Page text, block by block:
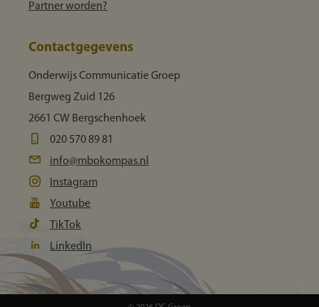
Partner worden?
Contactgegevens
Onderwijs Communicatie Groep
Bergweg Zuid 126
2661 CW Bergschenhoek
020 570 89 81
info@mbokompas.nl
Instagram
Youtube
TikTok
LinkedIn